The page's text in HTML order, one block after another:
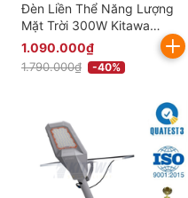
Đèn Liền Thể Năng Lượng
Mặt Trời 300W Kitawa
LT15300
1.090.000₫
1.790.000₫ -40%